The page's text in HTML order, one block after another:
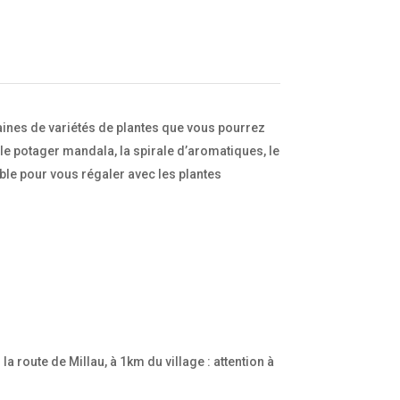
de variétés de plantes que vous pourrez
potager mandala, la spirale d’aromatiques, le
pour vous régaler avec les plantes
route de Millau, à 1km du village : attention à